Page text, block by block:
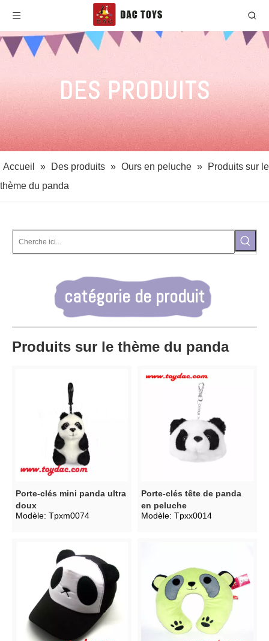
DES PRODUITS
Accueil » Des produits » Ours en peluche »
Produits sur le
thème du panda
catégorie de produit
Produits sur le thème du panda
Porte-clés mini panda ultra
doux
Modèle: Tpxm0074
Porte-clés tête de panda
en peluche
Modèle: Tpxx0014